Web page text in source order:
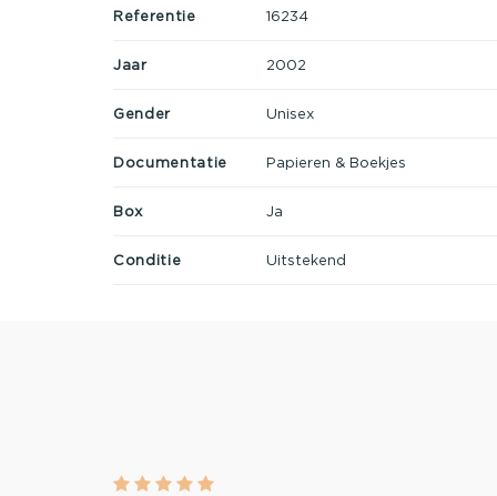
Referentie 16234
Jaar 2002
Gender Unisex
Documentatie Papieren & Boekjes
Box Ja
Conditie Uitstekend